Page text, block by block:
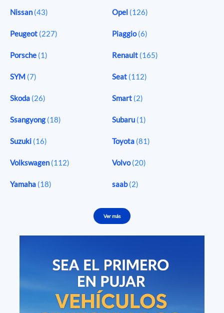
Nissan (43) Opel (126)
Peugeot (227) Piaggio(6)
Porsche (1) Renault (165)
SYM (7) Seat (112)
Skoda (26) Smart (2)
Ssangyong (18) Subaru (1)
Suzuki (16) Toyota (81)
Volkswagen (112) Volvo(20)
Yamaha (18) saab(2)
Ver más